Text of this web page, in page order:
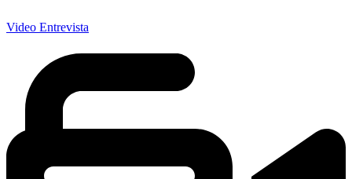
Video Entrevista